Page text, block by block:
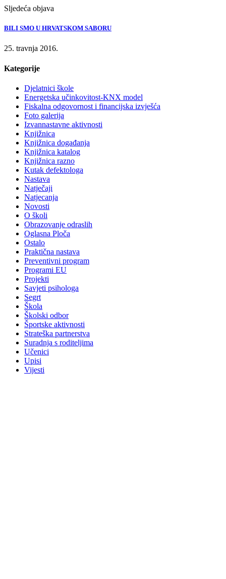
Sljedeća objava
BILI SMO U HRVATSKOM SABORU
25. travnja 2016.
Kategorije
Djelatnici škole
Energetska učinkovitost-KNX model
Fiskalna odgovornost i financijska izvješća
Foto galerija
Izvannastavne aktivnosti
Knjižnica
Knjižnica događanja
Knjižnica katalog
Knjižnica razno
Kutak defektologa
Nastava
Natječaji
Natjecanja
Novosti
O školi
Obrazovanje odraslih
Oglasna Ploča
Ostalo
Praktična nastava
Preventivni program
Programi EU
Projekti
Savjeti psihologa
Segrt
Škola
Školski odbor
Športske aktivnosti
Strateška partnerstva
Suradnja s roditeljima
Učenici
Upisi
Vijesti